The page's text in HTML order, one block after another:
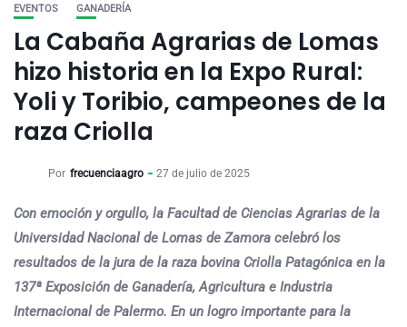
EVENTOS GANADERÍA
La Cabaña Agrarias de Lomas
hizo historia en la Expo Rural:
Yoli y Toribio, campeones de la
raza Criolla
Por frecuenciaagro 27 de julio de 2025
Con emoción y orgullo, la Facultad de Ciencias Agrarias de la
Universidad Nacional de Lomas de Zamora celebró los
resultados de la jura de la raza bovina Criolla Patagónica en la
137ª Exposición de Ganadería, Agricultura e Industria
Internacional de Palermo. En un logro importante para la